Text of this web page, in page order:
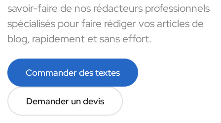
savoir-faire de nos rédacteurs professionnels
spécialisés pour faire rédiger vos articles de
blog, rapidement et sans effort.
Commander des textes
Demander un devis